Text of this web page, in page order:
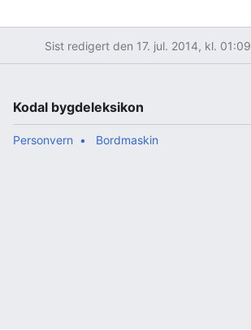
Sist redigert den 17. jul. 2014, kl. 01:09
Kodal bygdeleksikon
Personvern Bordmaskin